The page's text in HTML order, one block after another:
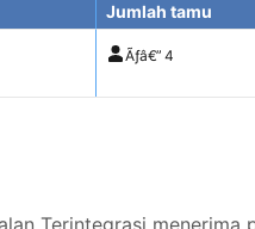
Jumlah tamu
Ãƒâ€” 4